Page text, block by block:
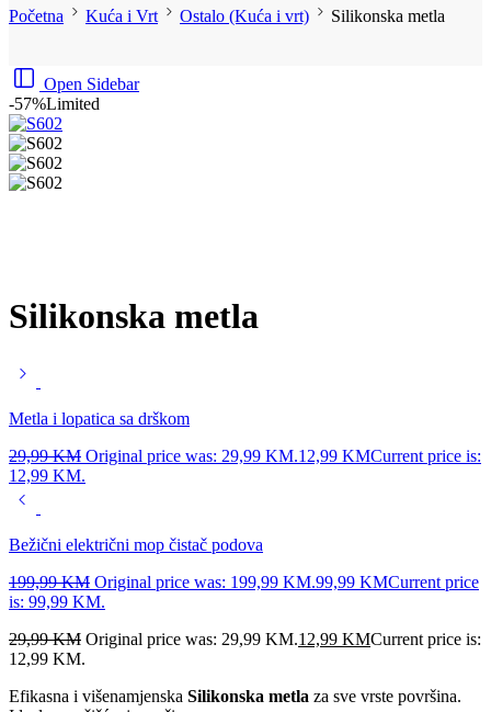
Početna Kuća i Vrt Ostalo (Kuća i vrt) Silikonska metla
Open Sidebar
-57%Limited
Silikonska metla
Metla i lopatica sa drškom
29,99KM Original price was: 29,99 KM.12,99 KMCurrent price is:
12,99 KM.
Bežični električni mop čistač podova
199,99KM Original price was: 199,99 KM.99,99 KMCurrent price
is: 99,99 KM.
29,99KM Original price was: 29,99 KM.12,99 KMCurrent price is:
12,99 KM.
Efikasna i višenamjenska Silikonska metla za sve vrste površina.